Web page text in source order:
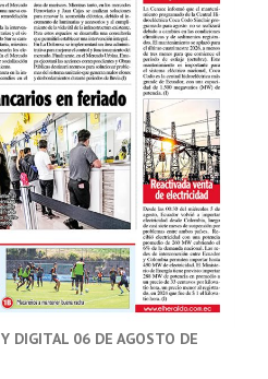
DIGITAL 06 DE AGOSTO DE